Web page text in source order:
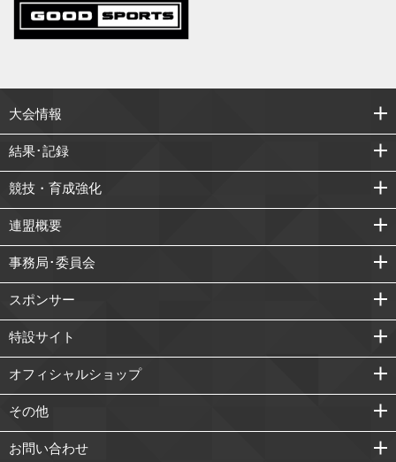
大会情報
結果･記録
競技・育成強化
連盟概要
事務局･委員会
スポンサー
特設サイト
オフィシャルショップ
その他
お問い合わせ